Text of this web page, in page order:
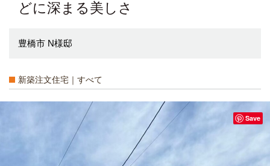
どに深まる美しさ
豊橋市 N様邸
新築注文住宅｜すべて
Save